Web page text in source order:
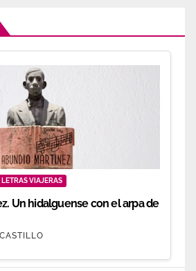
LETRAS VIAJERAS
Un hidalguense con el arpa de